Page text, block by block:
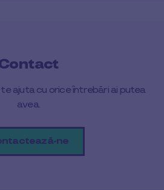
ajuta cu orice întrebări ai putea
avea.
ne